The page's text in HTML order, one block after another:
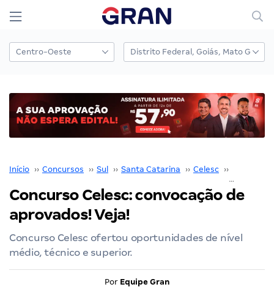
Início ›› Concursos ›› Sul ›› Santa Catarina ›› Celesc ››
Concurso Celesc: convocação de
aprovados! Veja!
Concurso Celesc ofertou oportunidades de nível
médio, técnico e superior.
Por Equipe Gran